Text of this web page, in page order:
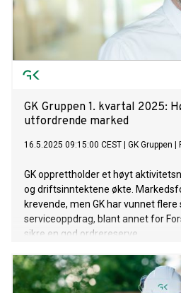
GK Gruppen 1. kvartal 2025:
utfordrende marked
16.5.2025 09:15:00 CEST GK Gruppen
GK opprettholder et høyt
og driftsinntektene økte.
krevende, men GK har vunnet flere
serviceoppdrag, blant annet for
sikre en god ordrereserve.